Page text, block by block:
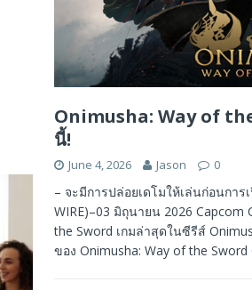
Onimusha: Way of
นี้!
June 4, 2026 Jason 0
– จะมีการปล่อยเดโมให้เล่นก่อนการ
WIRE)–03 มิถุนายน 2026 Capcom
the Sword เกมล่าสุดในซีรีส์
ของ Onimusha: Way of the